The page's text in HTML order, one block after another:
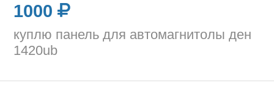
1000
куплю панель для автомагнитолы ден
1420ub